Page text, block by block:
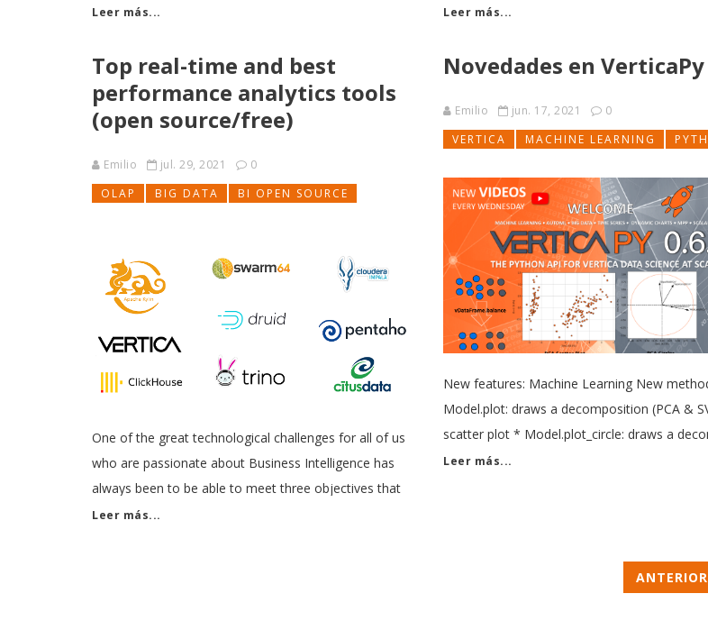
que si tenéis cualquier duda o necesitáis apoyo,
que hemos publicado que te puede ser de utilidad
Leer más...
productivo Diviértete explorando Grafana con
Vertica. Consulta Vertica Grafana Plugin
Leer más...
Top real-time and best
performance analytics tools
(open source/free)
Emilio jul. 29, 2021
0
OLAP
BIG DATA BI OPEN SOURCE
One of the great technological challenges for all of us
who are passionate about Business Intelligence has
always been to be able to meet three objectives that
seemed impossible: 1. Handling large volumes of data
Leer más...
Novedades en VerticaPy
Emilio jun. 17, 2021
0
VERTICA
MACHINE LEARNING
New features: Machine Learning New
Model.plot: draws a decomposition (PCA &
scatter plot * Model.plot_circle: draws a
circle Preprocessing New methods: Al
Leer más...